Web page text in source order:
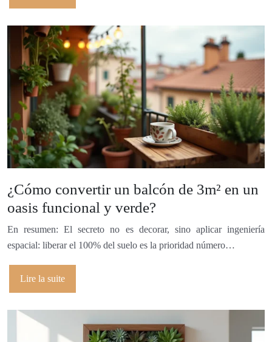
¿Cómo convertir un balcón de 3m² en un
oasis funcional y verde?
En resumen: El secreto no es decorar, sino aplicar ingeniería
espacial: liberar el 100% del suelo es la prioridad número…
Lire la suite